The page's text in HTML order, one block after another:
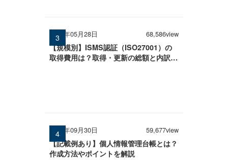
2026年05月28日 68,586view
【規模別】ISMS認証（ISO27001）の
取得費用は？取得・更新の総額と内訳を
2025年09月30日 59,677view
【記載例あり】個人情報管理台帳とは？
作成方法やポイントを解説